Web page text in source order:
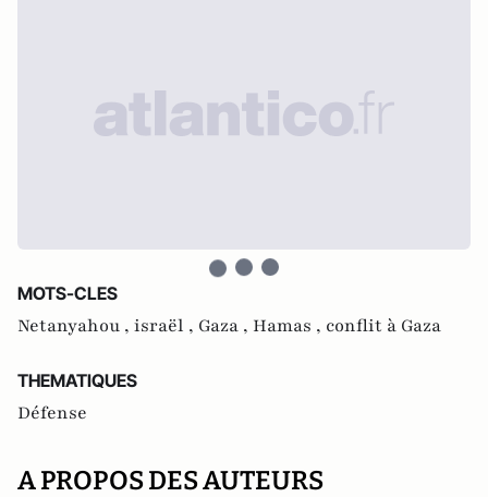
MOTS-CLES
Netanyahou , israël , Gaza , Hamas , conflit à Gaza
THEMATIQUES
Défense
A PROPOS DES AUTEURS